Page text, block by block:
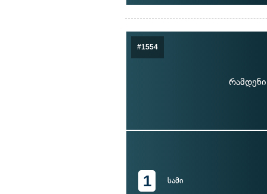
#1554
1 სამი